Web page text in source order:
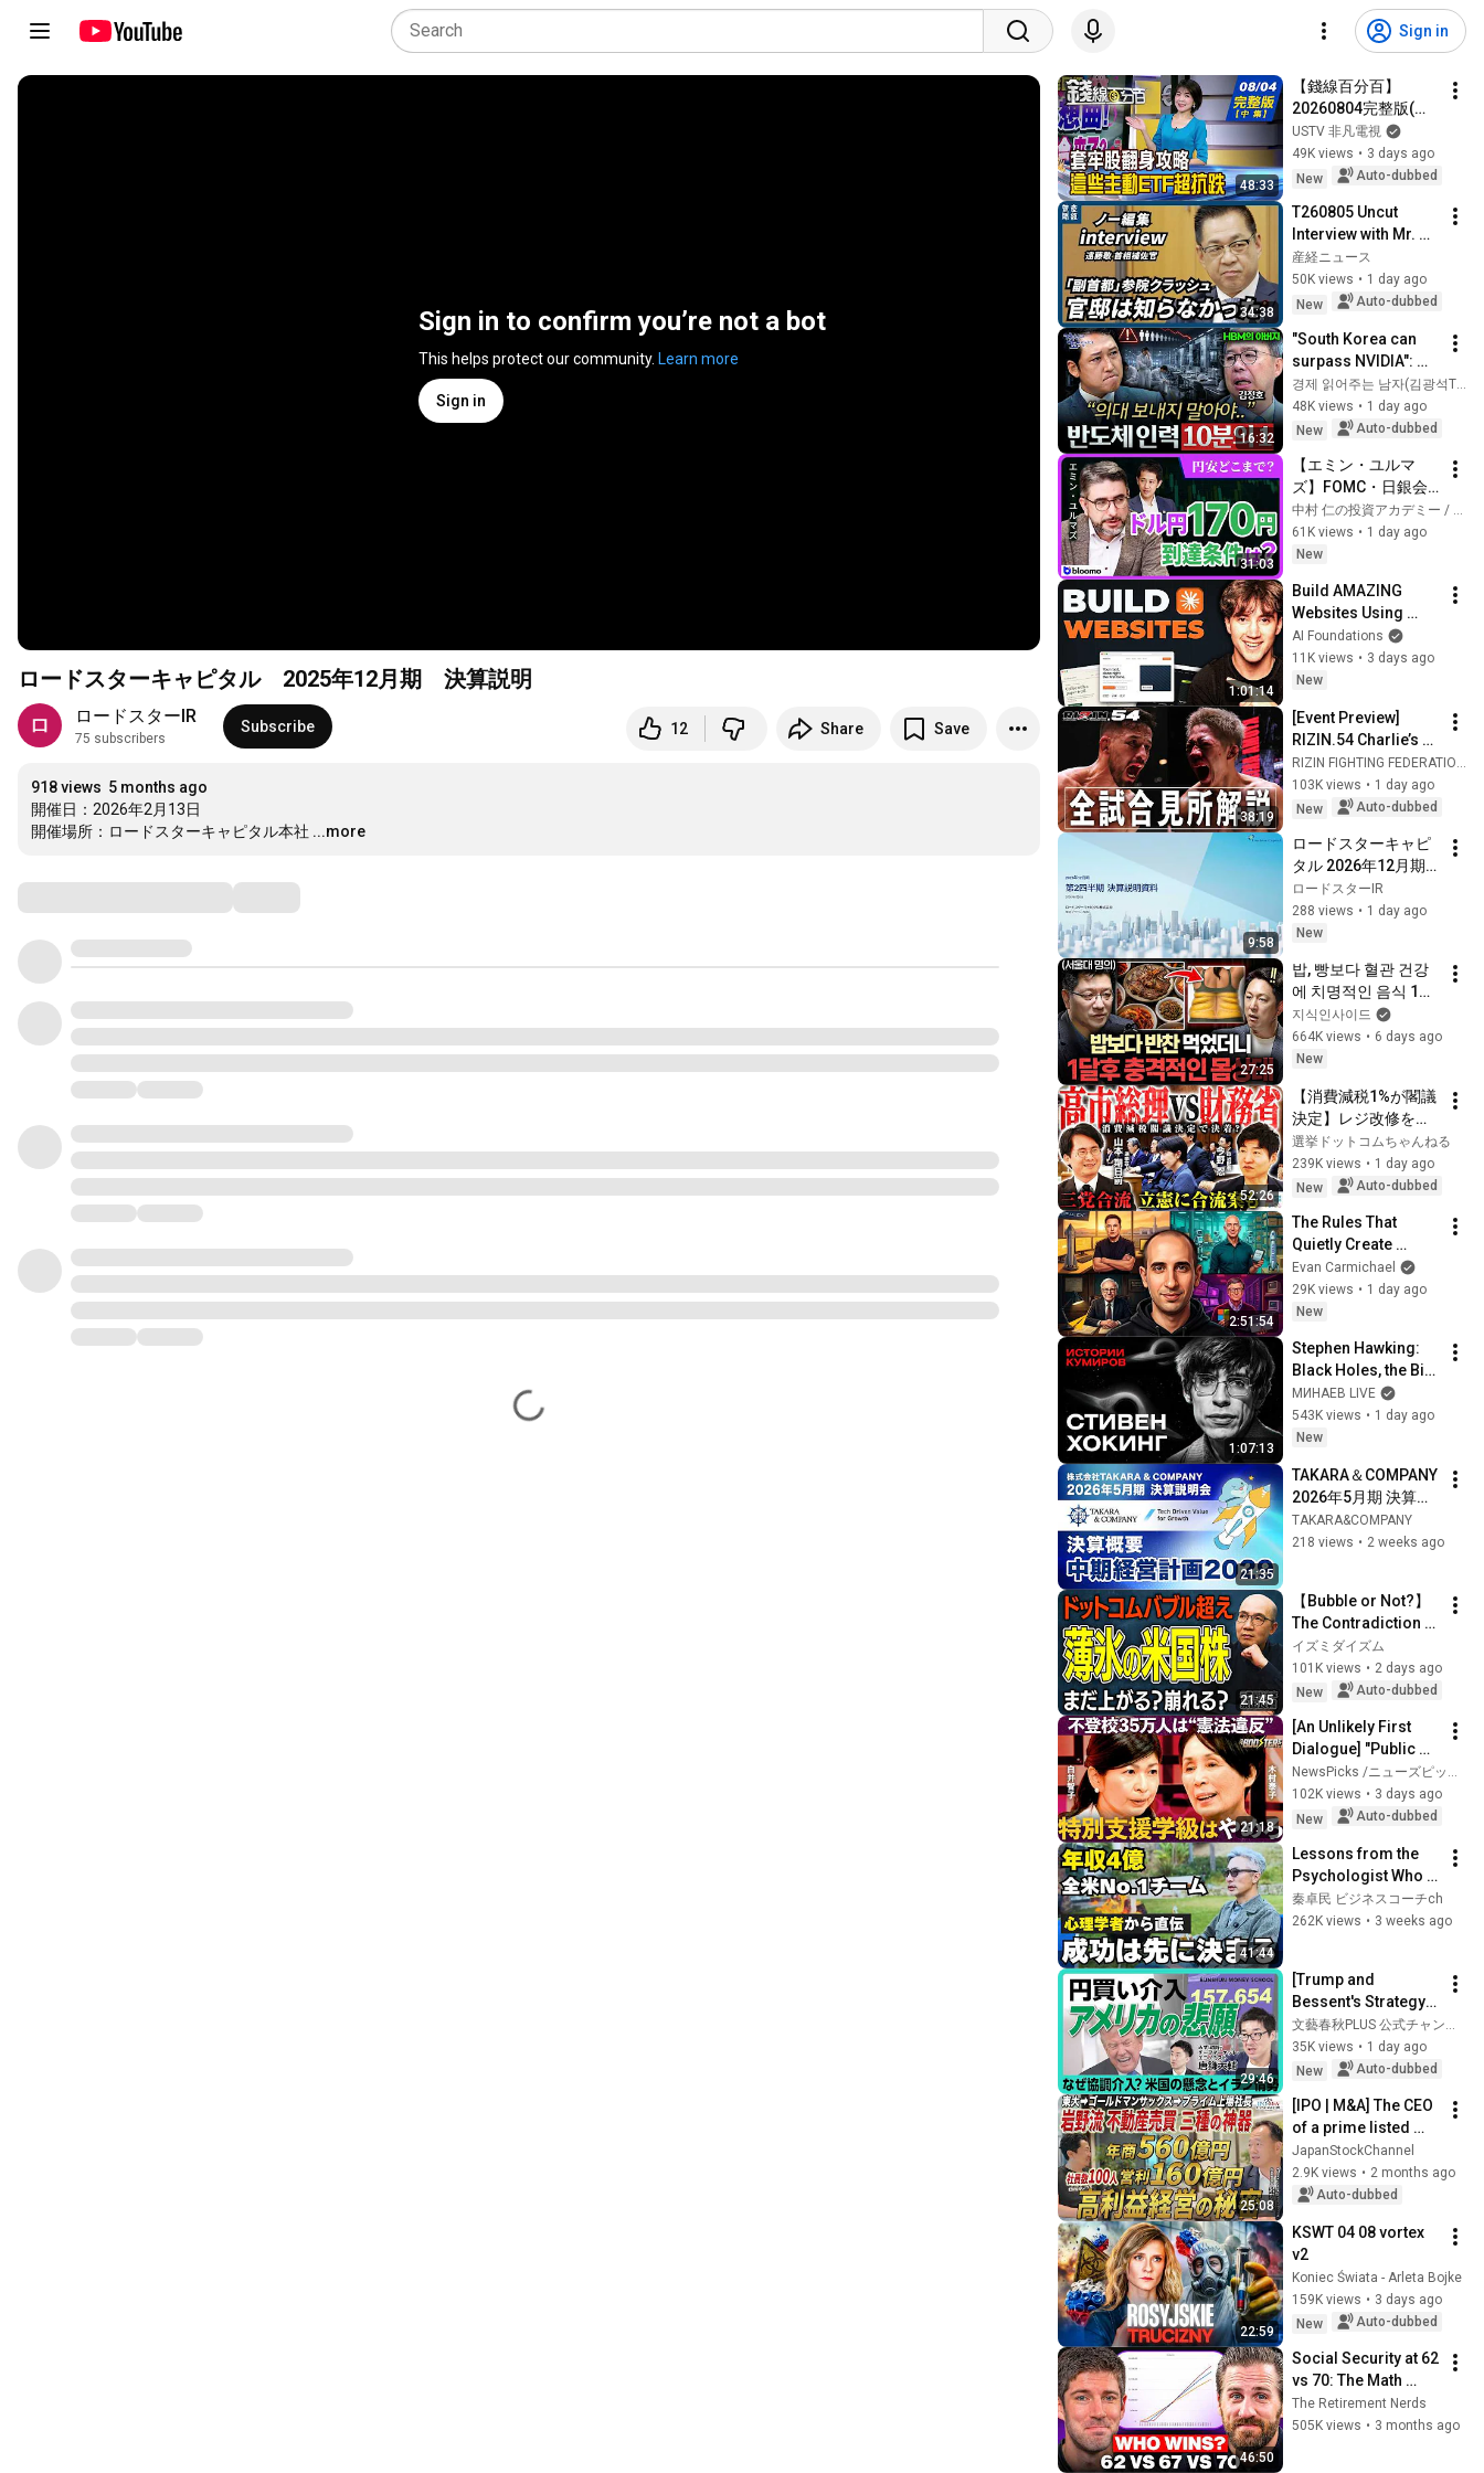
Sign in
Sign in to confirm you’re not a bot
This helps protect our community. Learn more
Sign in
ロードスターキャピタル 2025年12月期 決算説明
ロードスターIR
75 subscribers
Subscribe 12 Share Save
918 views 5 months ago
開催日：2026年2月13日
開催場所：ロードスターキャピタル本社 ...more
48:33
【錢線百分百】
20260804完整版(中
集)《買在山頂要急賣
嗎?套牢股翻身攻略!
跌深股要V轉了嗎?
│非凡財經新聞│
USTV 非凡電視
49K views • 3 days ago
New
Auto-dubbed
34:38
T260805 Uncut
Interview with Mr.
Endo
産経ニュース
50K views • 1 day ago
New
Auto-dubbed
16:32
"South Korea can
surpass NVIDIA":
The 10-Year AI &
Semiconductor
Showdown | Let's
경제 읽어주는 남자(김광석TV)
48K views • 1 day ago
New
Auto-dubbed
31:03
【エミン・ユルマ
ズ】FOMC・日銀会
合、日米金融政策の
行方は?ドル円170円
の条件と金利上昇局
中村 仁の投資アカデミー / ブルーモ証券
61K views • 1 day ago
New
1:01:14
Build AMAZING
Websites Using
Claude Code! (Full
Guide)
AI Foundations
11K views • 3 days ago
New
38:19
[Event Preview]
RIZIN.54 Charlie’s
Guide | Kleber Koike
vs. Kyoshin Akimoto
and More
103K views • 1 day ago
New
Auto-dubbed
9:58
ロードスターキャピ
タル 2026年12月期
第2四半期決算説明会
ロードスターIR
288 views • 1 day ago
New
27:25
밥, 빵보다 혈관 건강
에 치명적인 음식 1위
ㅣ지식인초대석
EP.155 (이승훈 교수
1부)
지식인사이드
664K views • 6 days ago
New
52:26
【消費減税1%が閣議
決定】レジ改修を巡
る攻防と自民党内の
激しい葛藤／中道・
立憲・公明の3党合流
の選択肢」とは？
【今野忍×山本期日
前】｜選挙ドットコ
ム
選挙ドットコムちゃんねる
239K views • 1 day ago
New
Auto-dubbed
2:51:54
The Rules That
Quietly Create
Millionaires
Evan Carmichael
29K views • 1 day ago
New
1:07:13
Stephen Hawking:
Black Holes, the Big
Bang, and the End of
the Universe / Idol
Stories / MINAEV
МИНАЕВ LIVE
543K views • 1 day ago
New
21:35
TAKARA＆COMPANY
2026年5月期 決算説
明会/中期経営計画
2029
TAKARA&COMPANY
218 views • 2 weeks ago
21:45
【Bubble or Not?】
The Contradiction
US Stockholders
Need to Know Right
Now | A Thorough
イズミダイズム
101K views • 2 days ago
New
Auto-dubbed
21:18
[An Unlikely First
Dialogue] "Public
School vs. Free
School": Opposing
Reformers Clash /
NewsPicks /ニューズピックス
102K views • 3 days ago
New
Auto-dubbed
41:44
Lessons from the
Psychologist Who
Built a #1 Team in
the US: Why
秦卓民 ビジネスコーチch
262K views • 3 weeks ago
29:46
[Trump and
Bessent's Strategy]
Coordinated
Intervention Leading
to a Stronger Yen |
文藝春秋PLUS 公式チャンネル
35K views • 1 day ago
New
Auto-dubbed
25:08
[IPO | M&A] The CEO
of a prime listed
company is buying
up buildings in
Ginza | Mr. Iwano,
JapanStockChannel
2.9K views • 2 months ago
Auto-dubbed
22:59
KSWT 04 08 vortex
v2
Koniec Świata - Arleta Bojke
159K views • 3 days ago
New
Auto-dubbed
46:50
Social Security at 62
vs 70: The Math
Everyone Gets
Wrong
The Retirement Nerds
505K views • 3 months ago